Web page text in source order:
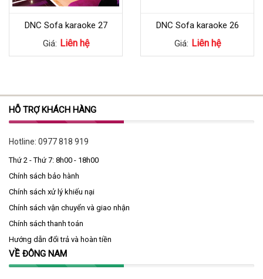
DNC Sofa karaoke 27
Giá: Liên hệ
DNC Sofa karaoke 26
Giá: Liên hệ
HỖ TRỢ KHÁCH HÀNG
Hotline: 0977 818 919
Thứ 2 - Thứ 7: 8h00 - 18h00
Chính sách bảo hành
Chính sách xử lý khiếu nại
Chính sách vận chuyển và giao nhận
Chính sách thanh toán
Hướng dẫn đổi trả và hoàn tiền
VỀ ĐÔNG NAM